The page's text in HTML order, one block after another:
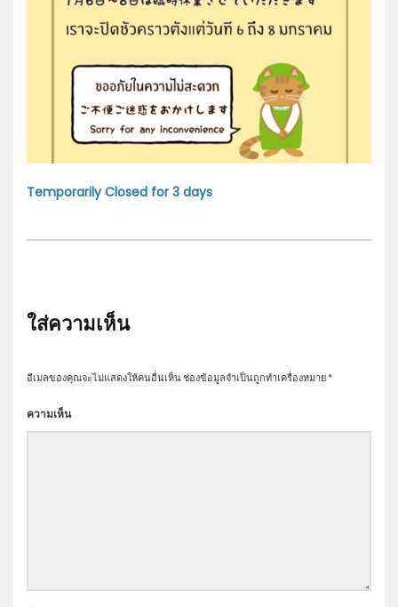
Temporarily Closed for 3 days
ใส่ความเห็น
อีเมลของคุณจะไม่แสดงให้คนอื่นเห็นช่องข้อมูลจำเป็นถูกทำเครื่องหมาย*
ความเห็น